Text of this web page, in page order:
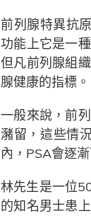
前列腺特異抗
功能上它是一
但凡前列腺組
腺健康的指標。
一般來說，前
瀦留，這些情
內，PSA會逐
林先生是一位
的知名男士患